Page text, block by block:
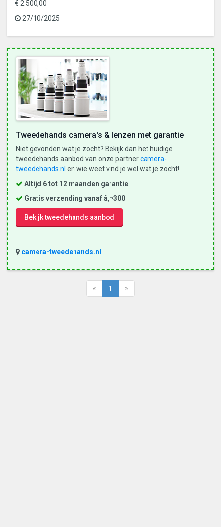
€ 2.500,00
27/10/2025
Tweedehands camera's & lenzen met garantie
Niet gevonden wat je zocht? Bekijk dan het huidige
tweedehands aanbod van onze partnercamera-
tweedehands.nl en wie weet vind je wel wat je zocht!
Altijd 6 tot 12 maanden garantie
Gratis verzending vanaf â‚¬300
Bekijk tweedehands aanbod
camera-tweedehands.nl
« 1 »